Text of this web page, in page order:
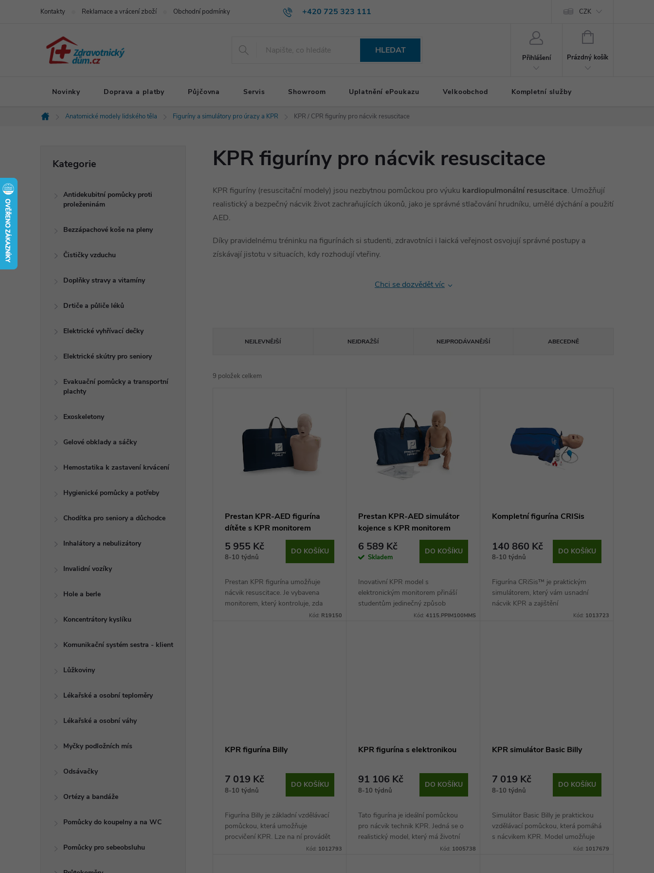
+420 725 323 111
Kontakty Reklamace a vrácení zboží Obchodní podmínky CZK
HLEDAT
Přihlášení
NÁKUPNÍ
Prázdný košík
Novinky Doprava a platby Půjčovna Servis Showroom Uplatnění ePoukazu Velkoobchod Kompletní služby
Domů
Anatomické modely lidského těla Figuríny a simulátory pro úrazy a KPR KPR / CPR figuríny pro nácvik resuscitace
kategorie
Kategorie
Antidekubitní pomůcky proti
proleženinám
Bezzápachové koše na pleny
Čističky vzduchu
Doplňky stravy a vitamíny
Drtiče a půliče léků
Elektrické vyhřívací dečky
Elektrické skútry pro seniory
Evakuační pomůcky a transportní
plachty
Exoskeletony
Gelové obklady a sáčky
Hemostatika k zastavení krvácení
Hygienické pomůcky a potřeby
Chodítka pro seniory a důchodce
Inhalátory a nebulizátory
Invalidní vozíky
Hole a berle
Koncentrátory kyslíku
Komunikační systém sestra - klient
Lůžkoviny
Lékařské a osobní teploměry
Lékařské a osobní váhy
Myčky podložních mís
Odsávačky
Ortézy a bandáže
Pomůcky do koupelny a na WC
Pomůcky pro sebeobsluhu
KPR figuríny pro nácvik resuscitace
KPR figuríny (resuscitační modely) jsou nezbytnou pomůckou pro výuku kardiopulmonální resuscitace. Umožňují
realistický a bezpečný nácvik život zachraňujících úkonů, jako je správné stlačování hrudníku, umělé dýchání a použití
AED.
Díky pravidelnému tréninku na figurínách si studenti, zdravotníci i laická veřejnost osvojují správné postupy a
získávají jistotu v situacích, kdy rozhodují vteřiny.
Chci se dozvědět víc
z
NEJLEVNĚJŠÍ NEJDRAŽŠÍ NEJPRODÁVANĚJŠÍ ABECEDNĚ
9 položek celkem
Prestan KPR-AED figurína
dítěte s KPR monitorem
5 955 Kč
8-10 týdnů
DO KOŠÍKU
Prestan KPR figurína umožňuje
nácvik resuscitace. Je vybavena
monitorem, který kontroluje, zda
resuscitace probíhá správně, takže
Kód: R19150
Prestan KPR-AED simulátor
kojence s KPR monitorem
6 589 Kč
Skladem
DO KOŠÍKU
Inovativní KPR model s
elektronickým monitorem přináší
studentům jedinečný způsob
tréninku nepřímé srdeční masáže.
Kód: 4115.PPIM100MMS
Kompletní figurína CRISis
140 860 Kč
8-10 týdnů
DO KOŠÍKU
Figurína CRiSis™ je praktickým
simulátorem, který vám usnadní
nácvik KPR a zajištění
Kód: 1013723
KPR figurína Billy
7 019 Kč
8-10 týdnů
DO KOŠÍKU
Figurína Billy je základní vzdělávací
pomůckou, která umožňuje
procvičení KPR. Lze na ní provádět
umělé dýchání i masáž hrudníku.
Kód: 1012793
KPR figurína s elektronikou
91 106 Kč
8-10 týdnů
DO KOŠÍKU
Tato figurína je ideální pomůckou
pro nácvik technik KPR. Jedná se o
realistický model, který má životní
velikost a je zhotovený z kvalitních a
Kód: 1005738
KPR simulátor Basic Billy
7 019 Kč
8-10 týdnů
DO KOŠÍKU
Simulátor Basic Billy je praktickou
vzdělávací pomůckou, která pomáhá
s nácvikem KPR. Model umožňuje
provádět srdeční masáž, umělé
Kód: 1017679